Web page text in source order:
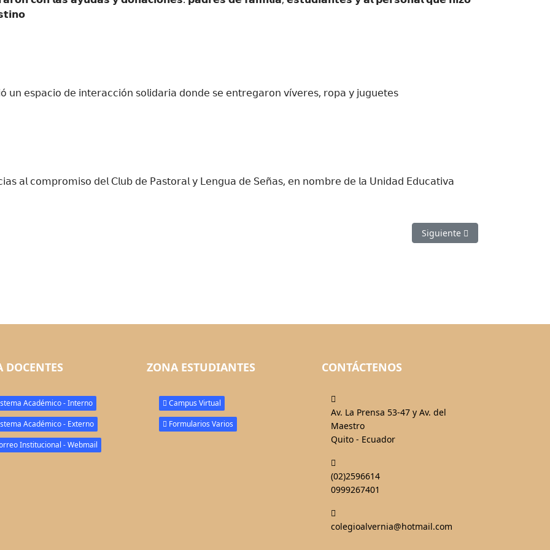
𝗎𝗇 𝖾𝗌𝗉𝖺𝖼𝗂𝗈 𝖽𝖾 𝗂𝗇𝗍𝖾𝗋𝖺𝖼𝖼𝗂ó𝗇 𝗌𝗈𝗅𝗂𝖽𝖺𝗋𝗂𝖺 𝖽𝗈𝗇𝖽𝖾 𝗌𝖾 𝖾𝗇𝗍𝗋𝖾𝗀𝖺𝗋𝗈𝗇 𝗏í𝗏𝖾𝗋𝖾𝗌, 𝗋𝗈𝗉𝖺 𝗒 𝗃𝗎𝗀𝗎𝖾𝗍𝖾𝗌
𝖺𝗅 𝖼𝗈𝗆𝗉𝗋𝗈𝗆𝗂𝗌𝗈 𝖽𝖾𝗅 𝖢𝗅𝗎𝖻 𝖽𝖾 𝖯𝖺𝗌𝗍𝗈𝗋𝖺𝗅 𝗒 𝖫𝖾𝗇𝗀𝗎𝖺 𝖽𝖾 𝖲𝖾ñ𝖺𝗌, 𝖾𝗇 𝗇𝗈𝗆𝖻𝗋𝖾 𝖽𝖾 𝗅𝖺 𝖴𝗇𝗂𝖽𝖺𝖽 𝖤𝖽𝗎𝖼𝖺𝗍𝗂𝗏𝖺
Artículo siguiente: Orgullo
Siguiente
DOCENTES
Académico - Interno
Académico - Externo
Institucional - Webmail
ZONA ESTUDIANTES
Campus Virtual
Formularios Varios
CONTÁCTENOS
fa-
map-
marked-
Av. La Prensa 53-47 y Av. del
Maestro
Quito - Ecuador
fa-
phone-
(02)2596614
0999267401
fa-
colegioalvernia@hotmail.com